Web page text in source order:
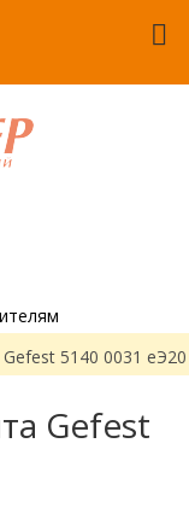
5140 0031 еЭ20
Gefest